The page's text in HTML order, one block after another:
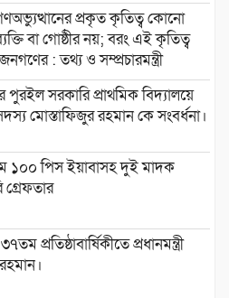
প্রকৃত কৃতিত্ব কোনো
বা গোষ্ঠীর নয়; বরং এই কৃতিত্ব
: তথ্য ও সম্প্রচারমন্ত্রী
পুরইল সরকারি প্রাথমিক বিদ্যালয়ে
মোস্তাফিজুর রহমান কে সংবর্ধনা।
১০০ পিস ইয়াবাসহ দুই মাদক
গ্রেফতার
প্রতিষ্ঠাবার্ষিকীতে প্রধানমন্ত্রী